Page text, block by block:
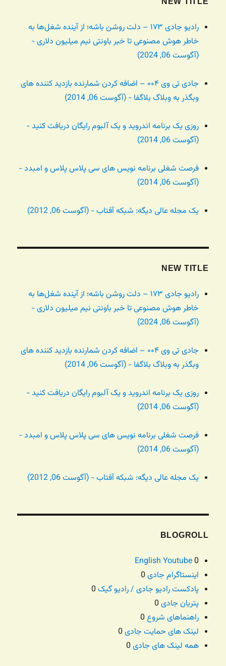
رادیو جادی ۱۷۳ – دلت روشن باشه؛ از آینده شغل‌ها به
خاطر هوش مصنوعی تا خبر باونتی نیم میلیون دلاری -
(آگوست 06, 2024)
جادی تی وی ۰۰۴ – اضافه کردن شمارنده بازدید کننده های
وبگذر به وبلاگ بلاگفا - (آگوست 06, 2014)
روزی یک برنامه اندروید و یک آلبوم رایگان دریافت کنید -
(آگوست 06, 2014)
فرصت شغلی برنامه نویس های سی پلاس پلاس و امبدد -
(آگوست 06, 2014)
یک مجله عالی دیگه: شبکه آفتاب - (آگوست 06, 2012)
NEW TITLE
رادیو جادی ۱۷۳ – دلت روشن باشه؛ از آینده شغل‌ها به
خاطر هوش مصنوعی تا خبر باونتی نیم میلیون دلاری -
(آگوست 06, 2024)
جادی تی وی ۰۰۴ – اضافه کردن شمارنده بازدید کننده های
وبگذر به وبلاگ بلاگفا - (آگوست 06, 2014)
روزی یک برنامه اندروید و یک آلبوم رایگان دریافت کنید -
(آگوست 06, 2014)
فرصت شغلی برنامه نویس های سی پلاس پلاس و امبدد -
(آگوست 06, 2014)
یک مجله عالی دیگه: شبکه آفتاب - (آگوست 06, 2012)
BLOGROLL
English Youtube0
اینستاگرام جادی
پادکست رادیو جادی / رادیو گیک
پتریان جادی
راهنماهای شروع
لینک های حمایت جادی
همه لینک های جادی